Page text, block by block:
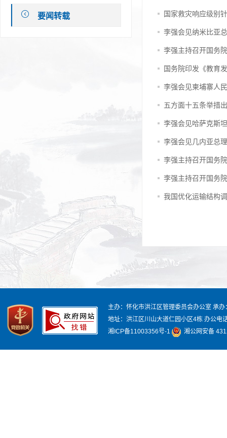
要闻转载 国家救灾响应级别
李强会见纳米比亚
李强主持召开国务
国务院印发《教育
李强会见柬埔寨人
五方面十五条举措
李强会见哈萨克斯
李强会见几内亚总
李强主持召开国务
李强主持召开国务
我国优化运输结构
主办：怀化市洪江区管理委员会办公室 承办
地址：洪江区川山大道仁园小区4栋 办公电
湘ICP备11003356号-1
湘公网安备